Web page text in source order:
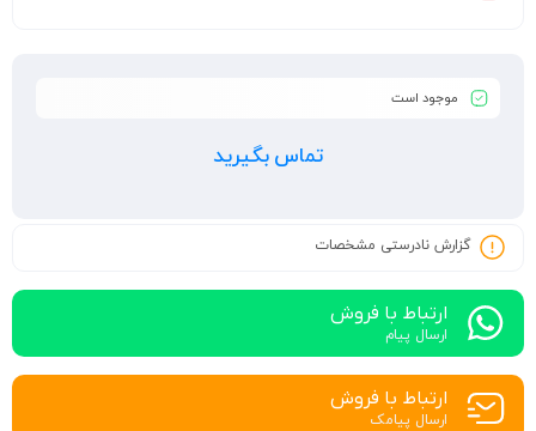
موجود است
تماس بگیرید
گزارش نادرستی مشخصات
ارتباط با فروش
ارسال پیام
ارتباط با فروش
ارسال پیامک